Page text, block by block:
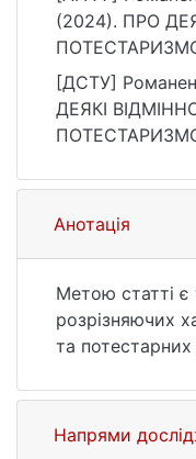
(2024). ПРО
ТЕОРІЇ ТА
ПРАКТИЦІ.
57(2), 5–13.
[ДСТУ]
ДЕЯКІ
ПРАКТИЦІ.
2024. Т. 57, №
10.17721/1728-
Анотація
Метою статті
розрізняючих
та
потестаризмом
передбачає,
відмінностей
Напрями